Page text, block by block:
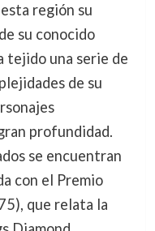
región su
su conocido
tejido una serie de
de su
profundidad.
se encuentran
con el Premio
que relata la